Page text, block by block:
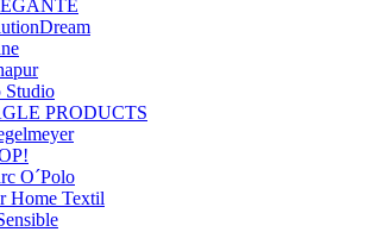
Studio
PRODUCTS
O´Polo
Home Textil